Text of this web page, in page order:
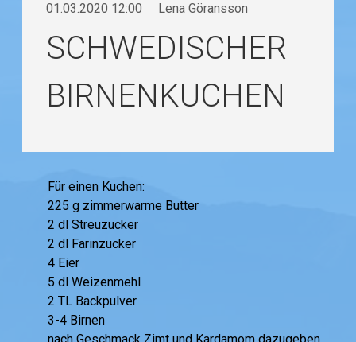
01.03.2020 12:00 Lena Göransson
SCHWEDISCHER
BIRNENKUCHEN
Für einen Kuchen:
225 g zimmerwarme Butter
2 dl Streuzucker
2 dl Farinzucker
4 Eier
5 dl Weizenmehl
2 TL Backpulver
3-4 Birnen